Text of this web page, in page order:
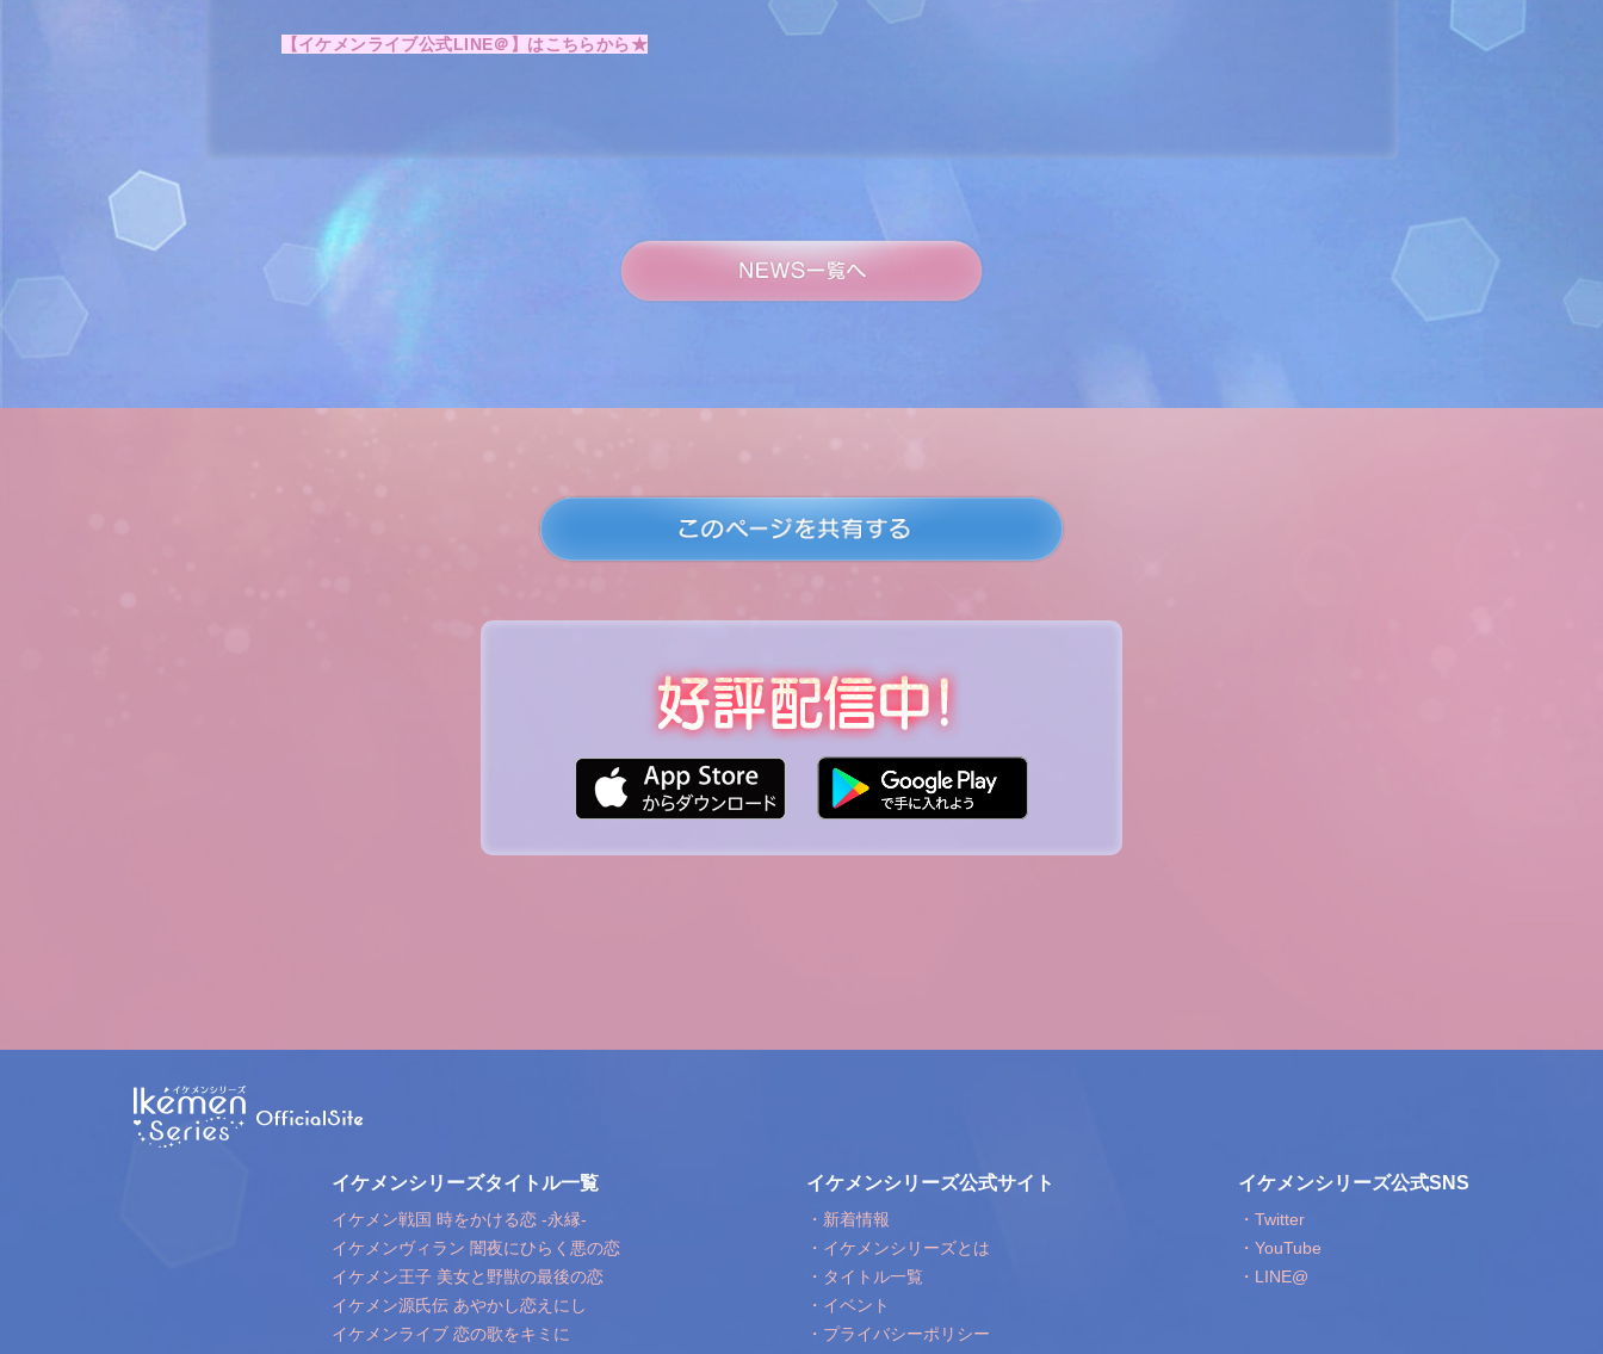
【イケメンライブ公式LINE＠】はこちらから★
イケメンシリーズタイトル一覧
イケメン戦国 時をかける恋 -永縁-
イケメンヴィラン 闇夜にひらく悪の恋
イケメン王子 美女と野獣の最後の恋
イケメン源氏伝 あやかし恋えにし
イケメンライブ 恋の歌をキミに
イケメンシリーズ公式サイト
・新着情報
・イケメンシリーズとは
・タイトル一覧
・イベント
・プライバシーポリシー
イケメンシリーズ公式SNS
・Twitter
・YouTube
・LINE@